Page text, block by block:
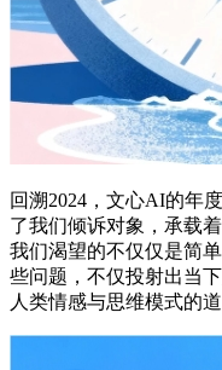
回溯2024，文心AI的年
了我们倾诉对象，承载
我们渴望的不仅仅是简
些问题，不仅投射出当
人类情感与思维模式的